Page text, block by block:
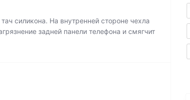
силикона. На внутренней стороне чехла
задней панели телефона и смягчит